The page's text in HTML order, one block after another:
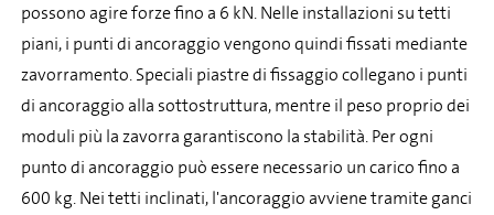
possono agire forze fino a 6 kN. Nelle installazioni su tetti
piani, i punti di ancoraggio vengono quindi fissati mediante
zavorramento. Speciali piastre di fissaggio collegano i punti
di ancoraggio alla sottostruttura, mentre il peso proprio dei
moduli più la zavorra garantiscono la stabilità. Per ogni
punto di ancoraggio può essere necessario un carico fino a
600 kg. Nei tetti inclinati, l'ancoraggio avviene tramite ganci